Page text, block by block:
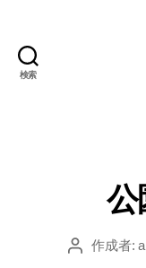
検索
公
投
作成者: